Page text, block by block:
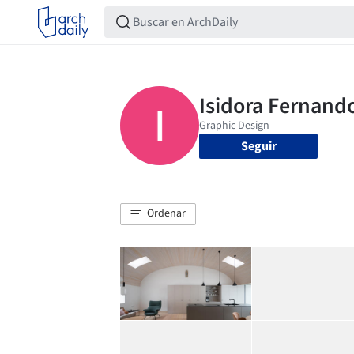
Seguir
Ordenar